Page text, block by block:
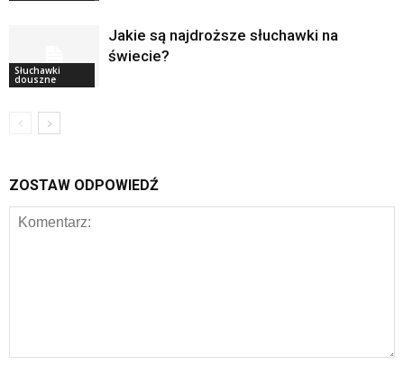
Słuchawki
douszne
Jakie są najdroższe słuchawki na
świecie?
ZOSTAW ODPOWIEDŹ